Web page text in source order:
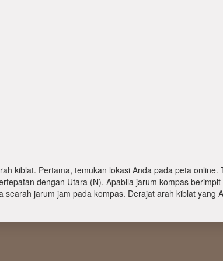
kiblat. Pertama, temukan lokasi Anda pada peta online.
dengan Utara (N). Apabila jarum kompas berimpit
jarum jam pada kompas. Derajat arah kiblat yang